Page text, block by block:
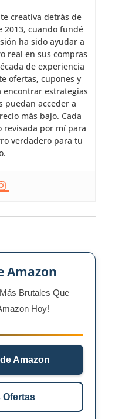
creativa detrás de
2013, cuando fundé
ha sido ayudar a
real en sus compras
de experiencia
ofertas, cupones y
encontrar estrategias
puedan acceder a
más bajo. Cada
revisada por mí para
verdadero para tu
Amazon
Brutales Que
Hoy!
Amazon
Ofertas